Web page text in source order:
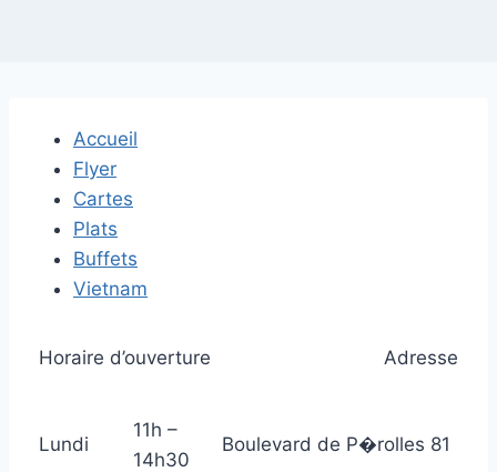
Accueil
Flyer
Cartes
Plats
Buffets
Vietnam
Horaire d’ouverture Adresse
Lundi
11h –
14h30
Boulevard de P�rolles 81